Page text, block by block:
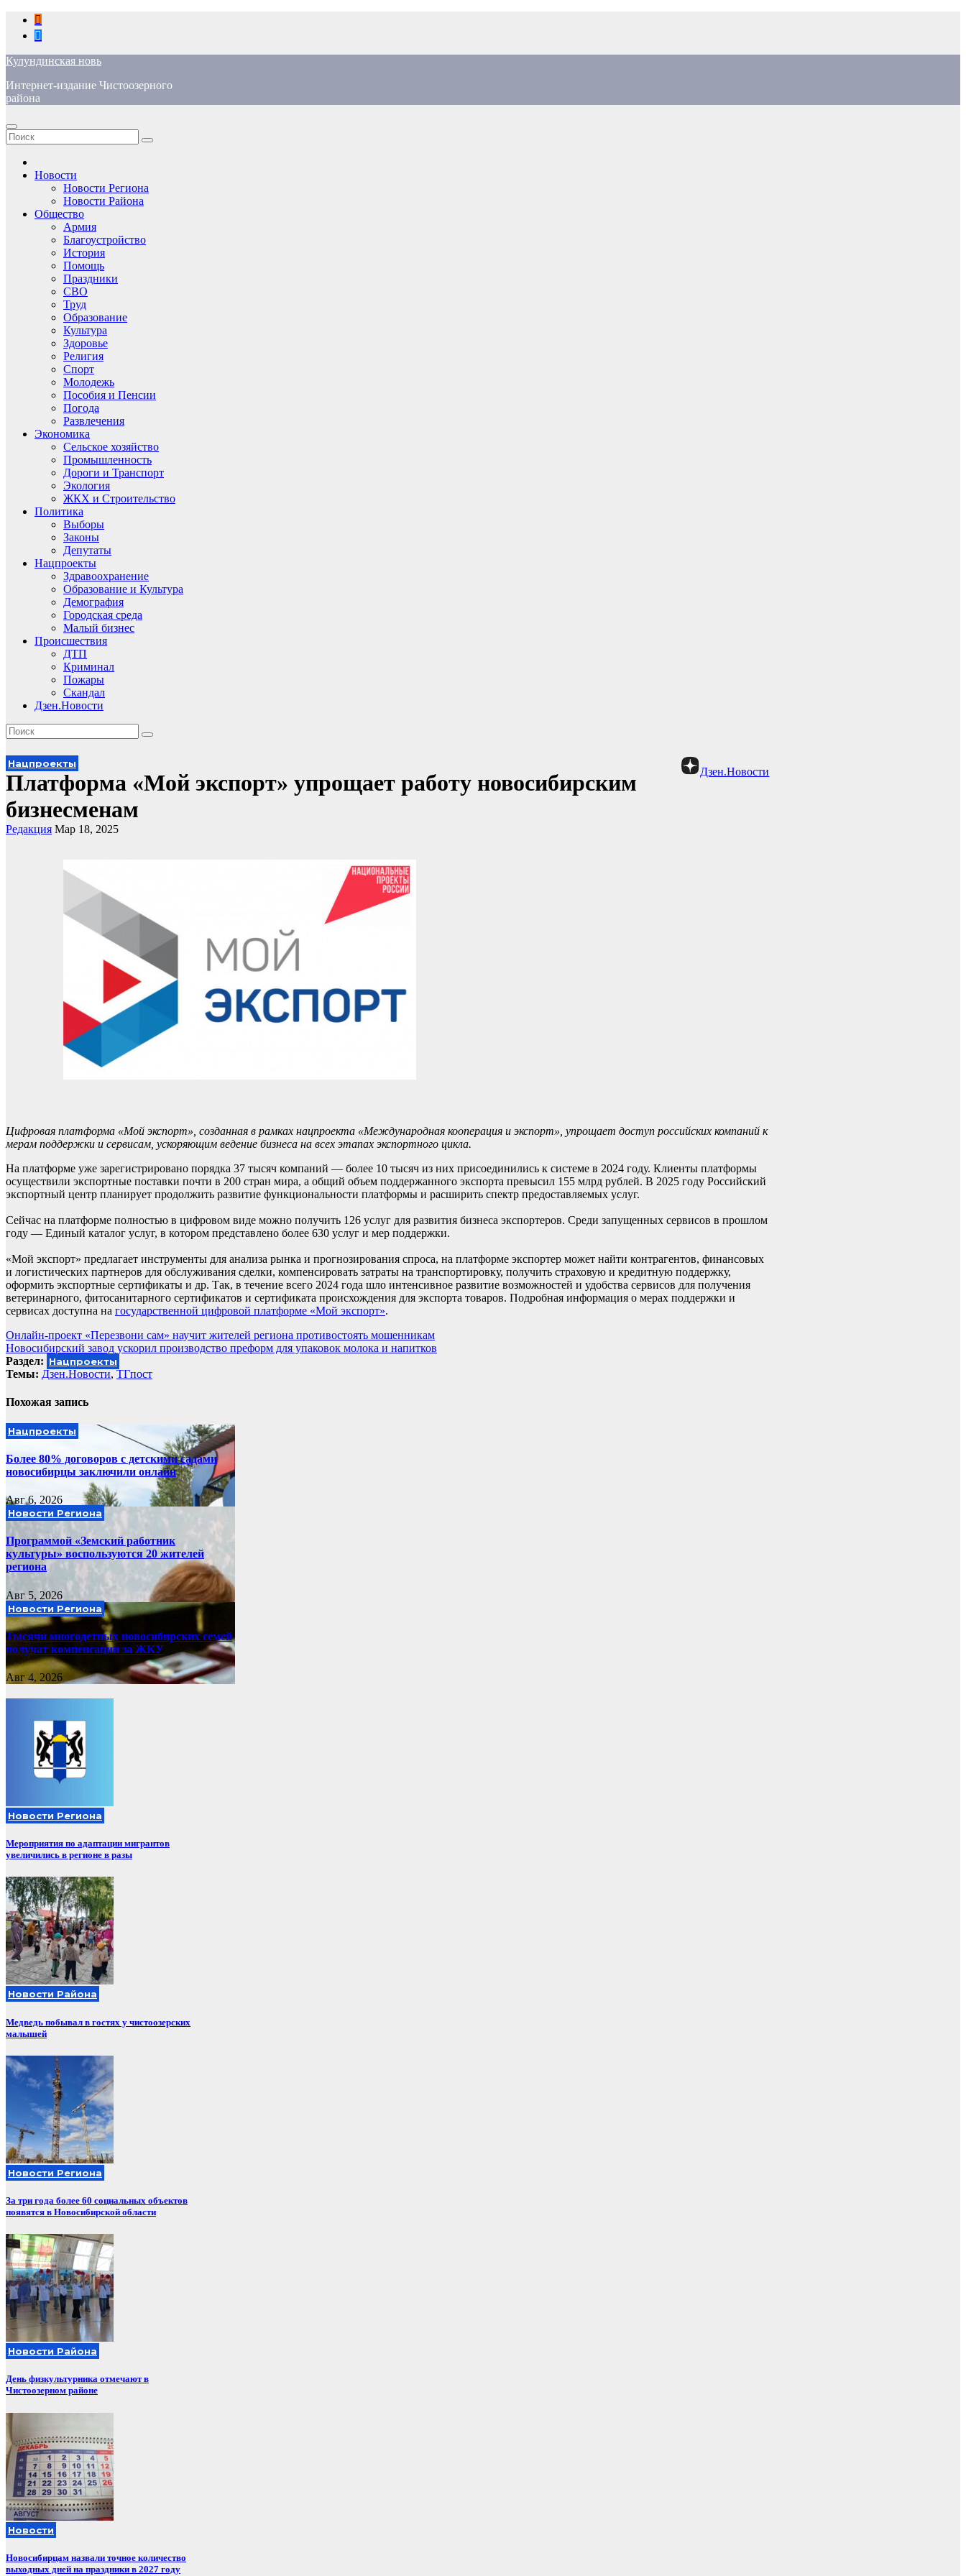
Перейти
содержимому
Кулундинская новь
Интернет-издание Чистоозерного
района
Новости
Новости Региона
Новости Района
Общество
Армия
Благоустройство
История
Помощь
Праздники
СВО
Труд
Образование
Культура
Здоровье
Религия
Спорт
Молодежь
Пособия и Пенсии
Погода
Развлечения
Экономика
Сельское хозяйство
Промышленность
Дороги и Транспорт
Экология
ЖКХ и Строительство
Политика
Выборы
Законы
Депутаты
Нацпроекты
Здравоохранение
Образование и Культура
Демография
Городская среда
Малый бизнес
Происшествия
ДТП
Криминал
Пожары
Скандал
Дзен.Новости
Дзен.Новости
Нацпроекты
Платформа «Мой экспорт» упрощает работу новосибирским
бизнесменам
Редакция Мар 18, 2025
Цифровая платформа «Мой экспорт», созданная в рамках нацпроекта «Международная кооперация и экспорт», упрощает доступ российских компаний к
мерам поддержки и сервисам, ускоряющим ведение бизнеса на всех этапах экспортного цикла.
На платформе уже зарегистрировано порядка 37 тысяч компаний — более 10 тысяч из них присоединились к системе в 2024 году. Клиенты платформы
осуществили экспортные поставки почти в 200 стран мира, а общий объем поддержанного экспорта превысил 155 млрд рублей. В 2025 году Российский
экспортный центр планирует продолжить развитие функциональности платформы и расширить спектр предоставляемых услуг.
Сейчас на платформе полностью в цифровом виде можно получить 126 услуг для развития бизнеса экспортеров. Среди запущенных сервисов в прошлом
году — Единый каталог услуг, в котором представлено более 630 услуг и мер поддержки.
«Мой экспорт» предлагает инструменты для анализа рынка и прогнозирования спроса, на платформе экспортер может найти контрагентов, финансовых
и логистических партнеров для обслуживания сделки, компенсировать затраты на транспортировку, получить страховую и кредитную поддержку,
оформить экспортные сертификаты и др. Так, в течение всего 2024 года шло интенсивное развитие возможностей и удобства сервисов для получения
ветеринарного, фитосанитарного сертификатов и сертификата происхождения для экспорта товаров. Подробная информация о мерах поддержки и
сервисах доступна на государственной цифровой платформе «Мой экспорт».
Навигация
по
записям
Онлайн-проект «Перезвони сам» научит жителей региона противостоять мошенникам
Новосибирский завод ускорил производство преформ для упаковок молока и напитков
Раздел: Нацпроекты
Темы: Дзен.Новости, ТГпост
Похожая запись
Нацпроекты
Более 80% договоров с детскими садами
новосибирцы заключили онлайн
Авг 6, 2026
Новости Региона
Программой «Земский работник
культуры» воспользуются 20 жителей
региона
Авг 5, 2026
Новости Региона
Тысячи многодетных новосибирских семей
получат компенсации за ЖКУ
Авг 4, 2026
Новости Региона
Мероприятия по адаптации мигрантов
увеличились в регионе в разы
Новости Района
Медведь побывал в гостях у чистоозерских
малышей
Новости Региона
За три года более 60 социальных объектов
появятся в Новосибирской области
Новости Района
День физкультурника отмечают в
Чистоозерном районе
Новости
Новосибирцам назвали точное количество
выходных дней на праздники в 2027 году